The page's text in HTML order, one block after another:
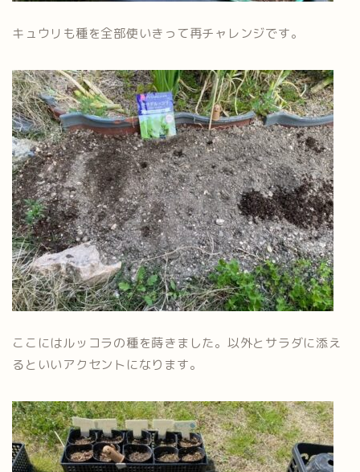
キュウリも種を全部使いきって再チャレンジです。
ここにはルッコラの種を蒔きました。以外とサラダに添え
るといいアクセントになります。